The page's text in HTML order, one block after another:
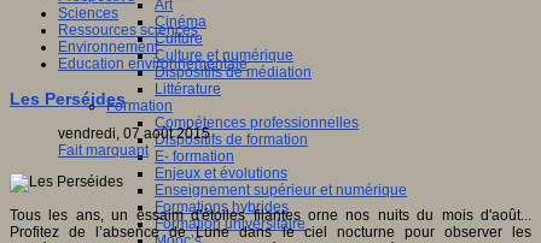
Art
Cinéma
Culture
Culture et numérique
Dispositifs de médiation
Littérature
Formation
Compétences professionnelles
Dispositifs de formation
E- formation
Enjeux et évolutions
Enseignement supérieur et numérique
Formations hybrides
Formation universitaire
Sciences
Ressources sciences
Environnement
Education environnementale
Les Perséides
vendredi, 07 août 2015
Fait marquant
Tous les ans, un essaim d'étoiles filantes orne nos nuits du mois d'août...
Profitez de l’absence de Lune dans le ciel nocturne pour observer les